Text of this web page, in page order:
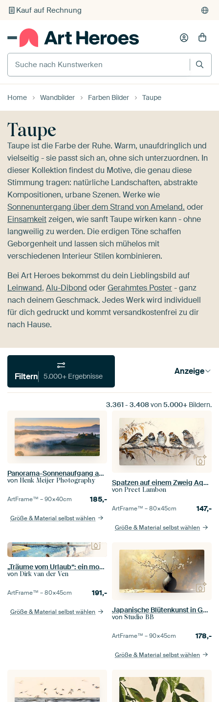
Individueller Druck auf Bestellung
Suche nach Kunstwerken
Home Wandbilder Farben Bilder Taupe
Taupe
Taupe ist die Farbe der Ruhe. Warm, unaufdringlich und
vielseitig - sie passt sich an, ohne sich unterzuordnen. In
dieser Kollektion findest du Motive, die genau diese
Stimmung tragen: natürliche Landschaften, abstrakte
Kompositionen, urbane Szenen. Werke wie
Sonnenuntergang über dem Strand von Ameland. oder
Einsamkeitzeigen, wie sanft Taupe wirken kann - ohne
langweilig zu werden. Die erdigen Töne schaffen
Geborgenheit und lassen sich mühelos mit
verschiedenen Interieur Stilen kombinieren.
Bei Art Heroes bekommst du dein Lieblingsbild auf
Leinwand, Alu-Dibond oderGerahmtes Poster- ganz
nach deinem Geschmack. Jedes Werk wird individuell
für dich gedruckt und kommt versandkostenfrei zu dir
nach Hause.
Filtern 5.000+ Ergebnisse Anzeige
3.361 - 3.408von5.000+ Bildern.
Panorama-Sonnenaufgang am Podere Belvedere, Toskana, Italien
von Henk Meijer Photography
ArtFrame™ –90×40cm 185,-
Größe & Material selbst wählen
Spatzen auf einem Zweig Aquarell
von Preet Lambon
ArtFrame™ –80×45cm 147,-
Größe & Material selbst wählen
„Träume vom Urlaub“: ein modernes Gemälde der Bucht der Stille in Sestri Levante in Italien
von Dirk van der Ven
ArtFrame™ –80×45cm 191,-
Größe & Material selbst wählen Japanische Blütenkunst in Gold
von Studio BB
ArtFrame™ –90×45cm 178,-
Größe & Material selbst wählen